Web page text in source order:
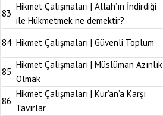
83
Hikmet Çalışmaları | Allah’ın İndirdiği
ile Hükmetmek ne demektir?
84 Hikmet Çalışmaları | Güvenli Toplum
85
Hikmet Çalışmaları | Müslüman Azınlık
Olmak
86
Hikmet Çalışmaları | Kur’an’a Karşı
Tavırlar